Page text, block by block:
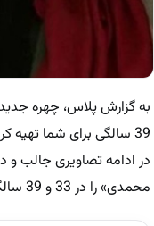
به گزارش پلاس، چهره
39 سالگی برای شما تهیه کردیم که امیدواریم مورد توجه شما قرار بگیرد.
در ادامه تصاویری جالب و
محمدی» را در 33 و 39 سالگی مشاهده می کنید.